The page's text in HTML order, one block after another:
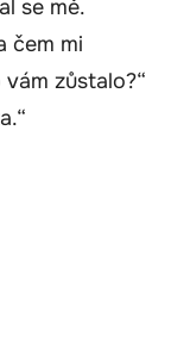
se mě.
čem mi
zůstalo?“